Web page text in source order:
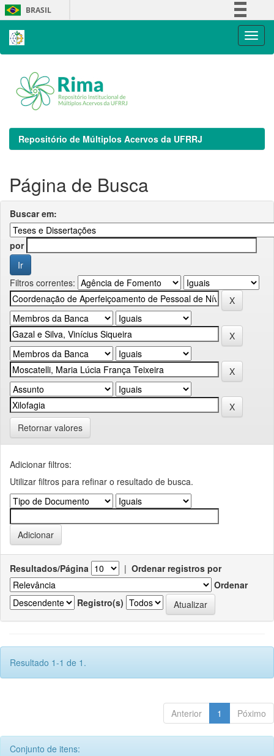
Skip
navigation
BRASIL
Repositório de Múltiplos Acervos da UFRRJ
Página de Busca
Buscar em:
por
Filtros correntes:
Retornar valores
Adicionar filtros:
Utilizar filtros para refinar o resultado de busca.
Resultados/Página | Ordenar registros por
Ordenar
Registro(s)
Resultado 1-1 de 1.
Anterior 1 Póximo
Conjunto de itens: